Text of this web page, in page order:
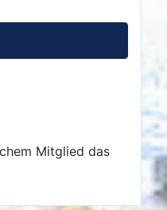
Mitglied das